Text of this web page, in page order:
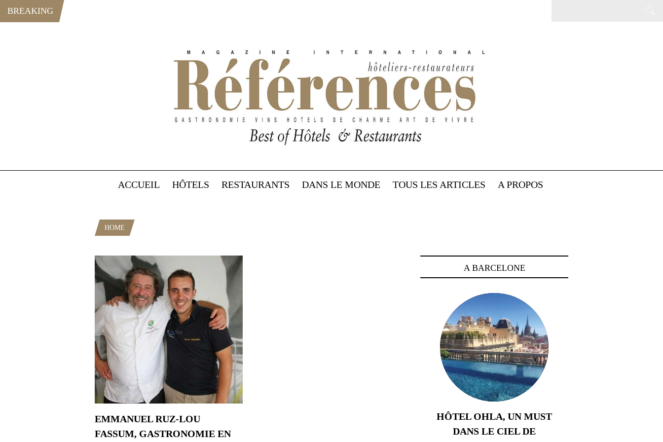
BREAKING
ACCUEIL HÔTELS RESTAURANTS DANS LE MONDE TOUS LES ARTICLES A PROPOS
HOME
EMMANUEL RUZ-LOU
FASSUM, GASTRONOMIE EN
A BARCELONE
HÔTEL OHLA, UN MUST
DANS LE CIEL DE